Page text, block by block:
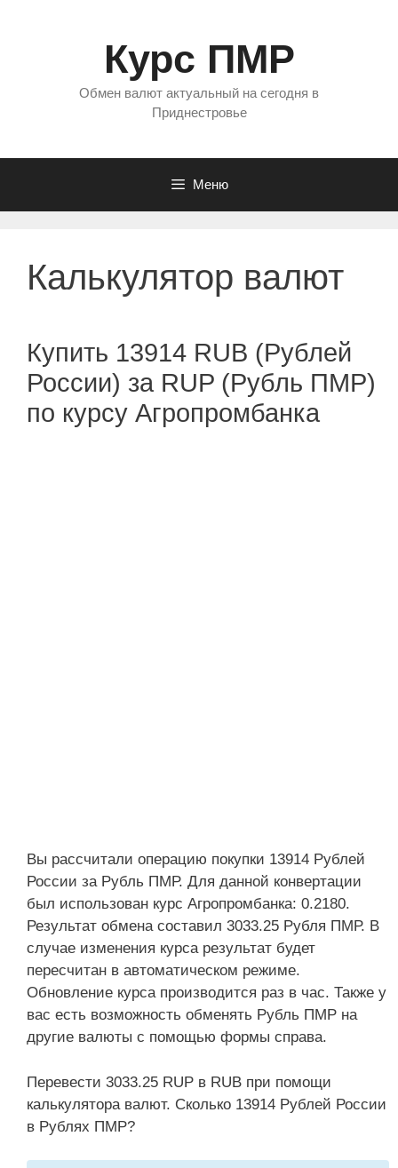
Курс ПМР
Обмен валют актуальный на сегодня в
Приднестровье
Меню
Калькулятор валют
Купить 13914 RUB (Рублей
России) за RUP (Рубль ПМР)
по курсу Агропромбанка
Вы рассчитали операцию покупки 13914 Рублей
России за Рубль ПМР. Для данной конвертации
был использован курс Агропромбанка: 0.2180.
Результат обмена составил 3033.25 Рубля ПМР. В
случае изменения курса результат будет
пересчитан в автоматическом режиме.
Обновление курса производится раз в час. Также у
вас есть возможность обменять Рубль ПМР на
другие валюты с помощью формы справа.
Перевести 3033.25 RUP в RUB при помощи
калькулятора валют. Сколько 13914 Рублей России
в Рублях ПМР?